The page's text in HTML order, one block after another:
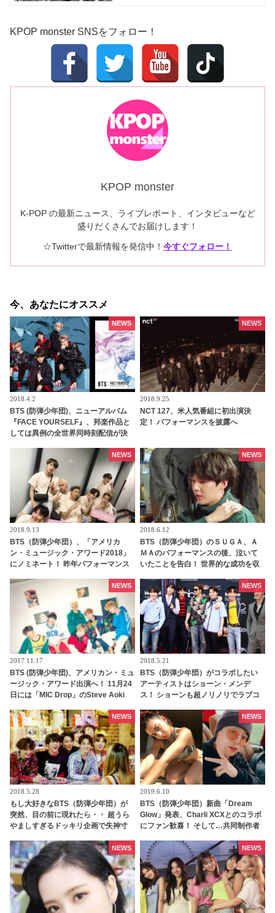
KPOP monster SNSをフォロー！
KPOP monster
K-POP の最新ニュース、ライブレポート、インタビューなど
盛りだくさんでお届けします！
☆Twitterで最新情報を発信中！ 今すぐフォロー！
今、あなたにオススメ
2018.4.2
BTS (防弾少年団)、ニューアルバム
『FACE YOURSELF』、邦楽作品と
しては異例の全世界同時刻配信が決
NEWS
2018.9.25
NCT 127、米人気番組に初出演決
定！ パフォーマンスを披露へ
NEWS
2018.9.13
BTS（防弾少年団）、「アメリカ
ン・ミュージック・アワード2018」
にノミネート！ 昨年パフォーマンス
グランデ、ショーン・メンデスらと
栄冠争う
NEWS
2018.6.12
BTS（防弾少年団）のＳＵＧＡ、Ａ
ＭＡのパフォーマンスの後、泣いて
いたことを告白！ 世界的な成功を収
あり]
NEWS
2017.11.17
BTS (防弾少年団)、アメリカン・ミュ
ージック・アワード出演へ！ 11月24
日には「MIC Drop」のSteve Aoki
NEWS
2018.5.21
BTS（防弾少年団）がコラボしたい
アーティストはショーン・メンデ
ス！ ショーンも超ノリノリでラブコ
NEWS
2018.5.28
もし大好きなBTS（防弾少年団）が
突然、目の前に現れたら・・ 超うら
やましすぎるドッキリ企画で失神寸
NEWS
2019.6.10
BTS（防弾少年団）新曲「Dream
Glow」発表、Charli XCXとのコラボ
にファン歓喜！ そして…共同制作者
そして彼の絶望から生まれた歌」
NEWS
NEWS NEWS